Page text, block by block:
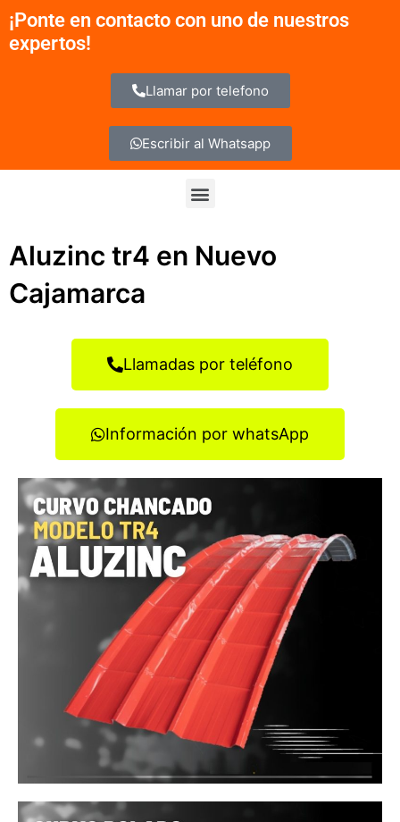
contenido
¡Ponte en contacto con uno de nuestros
expertos!
Llamar por telefono
Escribir al Whatsapp
Menu
Aluzinc tr4 en Nuevo
Cajamarca
Llamadas por teléfono
Información por whatsApp